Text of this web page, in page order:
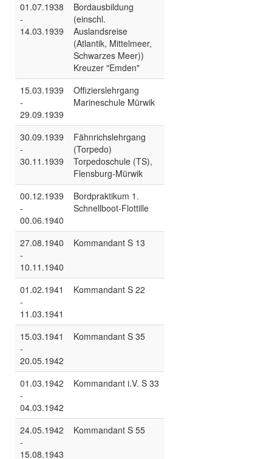
01.07.1938
-
14.03.1939
Bordausbildung
(einschl.
Auslandsreise
(Atlantik, Mittelmeer,
Schwarzes Meer))
Kreuzer "Emden"
15.03.1939
-
29.09.1939
Offizierslehrgang
Marineschule Mürwik
30.09.1939
-
30.11.1939
Fähnrichslehrgang
(Torpedo)
Torpedoschule (TS),
Flensburg-Mürwik
00.12.1939
-
00.06.1940
Bordpraktikum 1.
Schnellboot-Flottille
27.08.1940
-
10.11.1940
Kommandant S 13
01.02.1941
-
11.03.1941
Kommandant S 22
15.03.1941
-
20.05.1942
Kommandant S 35
01.03.1942
-
04.03.1942
Kommandant i.V. S 33
24.05.1942
-
15.08.1943
Kommandant S 55